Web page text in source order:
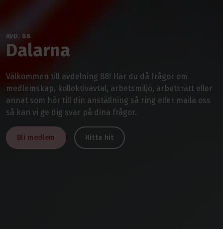
AVD. 88
Dalarna
Välkommen till avdelning 88! Har du då frågor om
medlemskap, kollektivavtal, arbetsmiljö, arbetsrätt eller
annat som hör till din anställning så ring eller maila oss
så kan vi ge dig svar på dina frågor.
Bli medlem Hitta hit